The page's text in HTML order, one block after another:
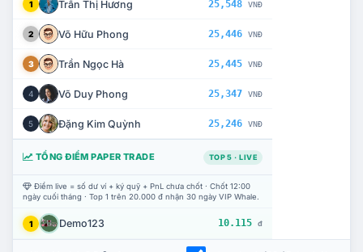
1 Trần Thị Hương 25,548 VNĐ
2 Võ Hữu Phong 25,446 VNĐ
3 Trần Ngọc Hà 25,445 VNĐ
4 Võ Duy Phong 25,347 VNĐ
5 Đặng Kim Quỳnh 25,246 VNĐ
TỔNG ĐIỂM PAPER TRADE TOP 5 · LIVE
Điểm live = số dư ví + ký quỹ + PnL chưa chốt · Chốt 12:00
ngày cuối tháng · Top 1 trên 20.000 đ nhận 30 ngày VIP Whale.
1 Demo123 10.115 đ